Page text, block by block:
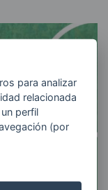
para analizar
relacionada
perfil
(por